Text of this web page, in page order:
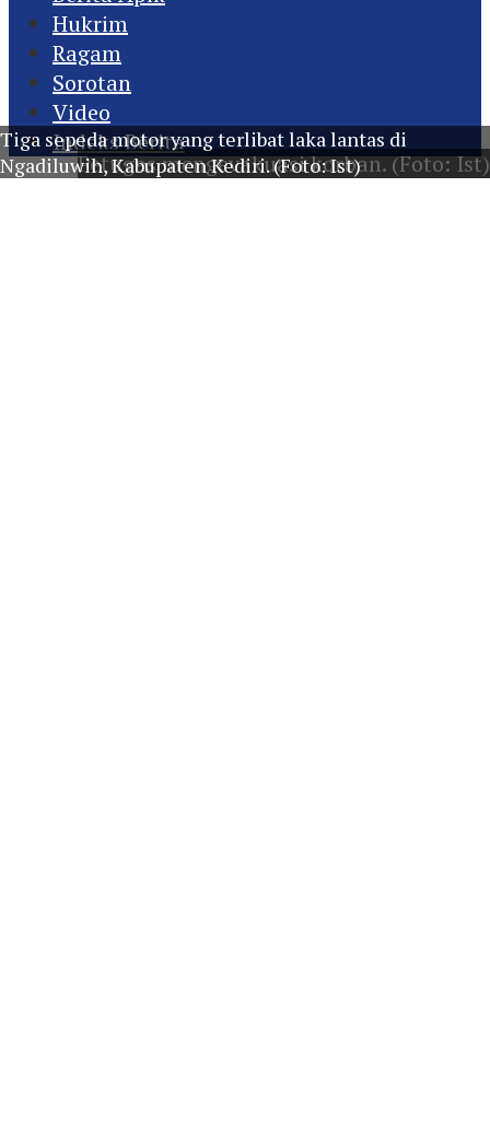
Petugas mengevakuasi korban. (Foto: Ist)
Tiga sepeda motor yang terlibat laka lantas di
Ngadiluwih, Kabupaten Kediri. (Foto: Ist)
Hukrim
Ragam
Sorotan
Video
Indeks Berita